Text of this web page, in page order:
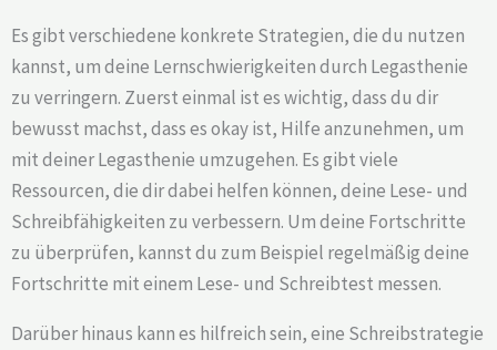
Es gibt verschiedene konkrete Strategien, die du nutzen
kannst, um deine Lernschwierigkeiten durch Legasthenie
zu verringern. Zuerst einmal ist es wichtig, dass du dir
bewusst machst, dass es okay ist, Hilfe anzunehmen, um
mit deiner Legasthenie umzugehen. Es gibt viele
Ressourcen, die dir dabei helfen können, deine Lese- und
Schreibfähigkeiten zu verbessern. Um deine Fortschritte
zu überprüfen, kannst du zum Beispiel regelmäßig deine
Fortschritte mit einem Lese- und Schreibtest messen.
Darüber hinaus kann es hilfreich sein, eine Schreibstrategie